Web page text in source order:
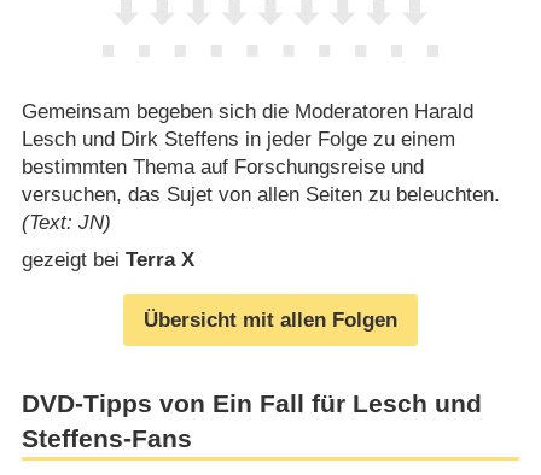
Gemeinsam begeben sich die Moderatoren Harald
Lesch und Dirk Steffens in jeder Folge zu einem
bestimmten Thema auf Forschungsreise und
versuchen, das Sujet von allen Seiten zu beleuchten.
(Text: JN)
gezeigt bei Terra X
Übersicht mit allen Folgen
DVD-Tipps von Ein Fall für Lesch und
Steffens-Fans